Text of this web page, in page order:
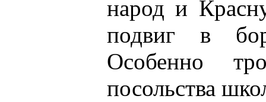
народ и
подвиг в
Особенно
посольства